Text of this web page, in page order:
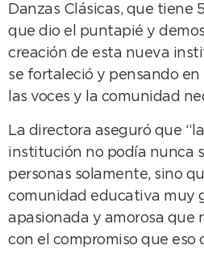
Danzas Clásicas, que tiene
que dio el puntapié y
creación de esta nueva
se fortaleció y pensando en
las voces y la comunidad
La directora aseguró que
institución no podía nunca
personas solamente, sino
comunidad educativa muy
apasionada y amorosa que
con el compromiso que eso